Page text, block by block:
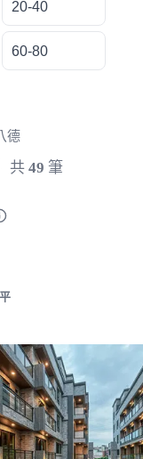
20-40
60-80
德
共 49 筆
整理